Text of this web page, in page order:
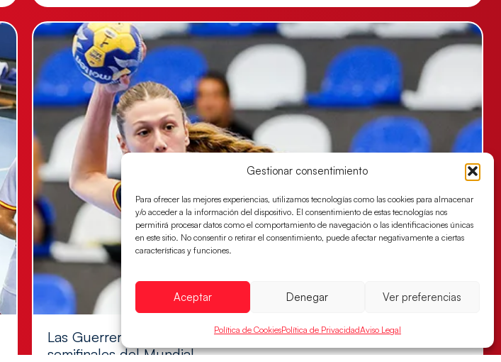
Gestionar consentimiento
Para ofrecer las mejores experiencias, utilizamos tecnologías como las cookies para almacenar
y/o acceder a la información del dispositivo. El consentimiento de estas tecnologías nos
permitirá procesar datos como el comportamiento de navegación o las identificaciones únicas
en este sitio. No consentir o retirar el consentimiento, puede afectar negativamente a ciertas
características y funciones.
Aceptar Denegar Ver preferencias
Política de CookiesPolítica de PrivacidadAviso Legal
Las Guerreras Juveniles buscan ante Suiza un billete para las
semifinales del Mundial